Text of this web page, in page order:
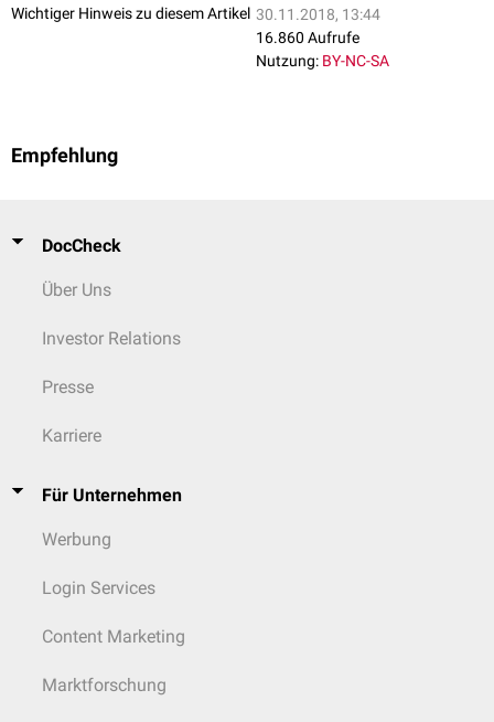
Wichtiger Hinweis zu diesem Artikel 30.11.2018, 13:44
16.860 Aufrufe
Nutzung: BY-NC-SA
Empfehlung
DocCheck
Über Uns
Investor Relations
Presse
Karriere
Für Unternehmen
Werbung
Login Services
Content Marketing
Marktforschung